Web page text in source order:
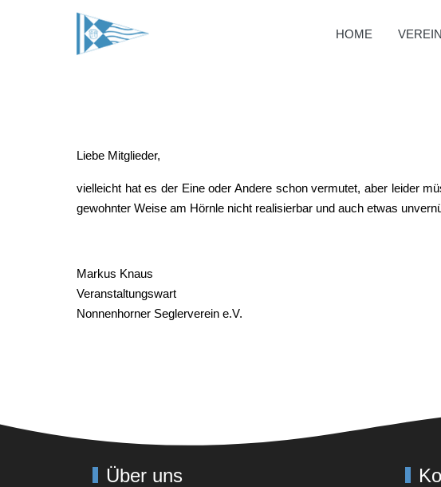
HOME VEREIN
Liebe Mitglieder,
vielleicht hat es der Eine oder Andere schon vermutet, aber leider
gewohnter Weise am Hörnle nicht realisierbar und auch etwas
Markus Knaus
Veranstaltungswart
Nonnenhorner Seglerverein e.V.
Über uns